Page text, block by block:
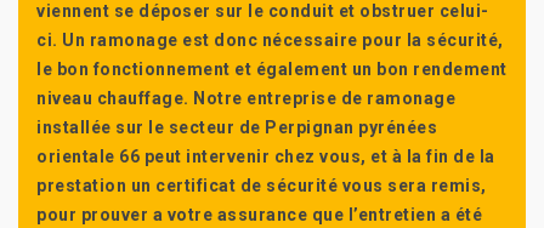
viennent se déposer sur le conduit et obstruer celui-
ci. Un ramonage est donc nécessaire pour la sécurité,
le bon fonctionnement et également un bon rendement
niveau chauffage. Notre entreprise de ramonage
installée sur le secteur de Perpignan pyrénées
orientale 66 peut intervenir chez vous, et à la fin de la
prestation un certificat de sécurité vous sera remis,
pour prouver a votre assurance que l’entretien a été